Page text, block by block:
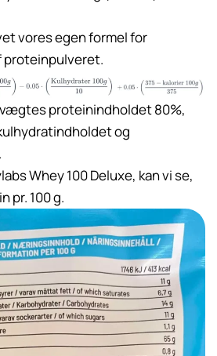
vores egen formel for
vægtes proteinindholdet 80%,
og
Whey 100 Deluxe, kan vi se,
pr. 100 g.